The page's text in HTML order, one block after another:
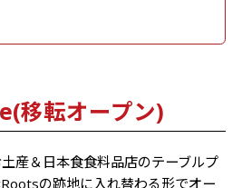
移転オープン)
産＆日本食食料品店のテーブルプ
の跡地に入れ替わる形でオー